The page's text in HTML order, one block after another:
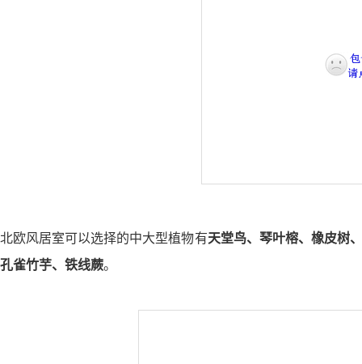
北欧风居室可以选择的中大型植物有天堂鸟、琴叶榕、橡皮树
孔雀竹芋、铁线蕨。